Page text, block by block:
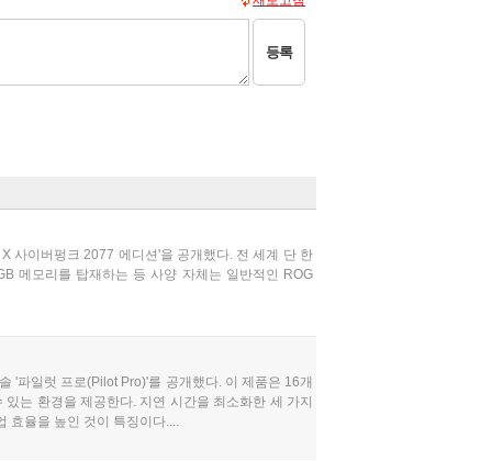
등록
사이버펑크 2077 에디션'을 공개했다. 전 세계 단 한
메모리를 탑재하는 등 사양 자체는 일반적인 ROG
'파일럿 프로(Pilot Pro)'를 공개했다. 이 제품은 16개
는 환경을 제공한다. 지연 시간을 최소화한 세 가지
효율을 높인 것이 특징이다....